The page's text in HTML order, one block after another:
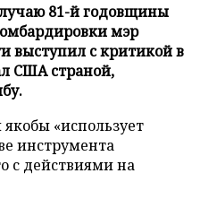
81-й годовщины
мэр
выступил с критикой в
США страной,
«использует
инструмента
с действиями на